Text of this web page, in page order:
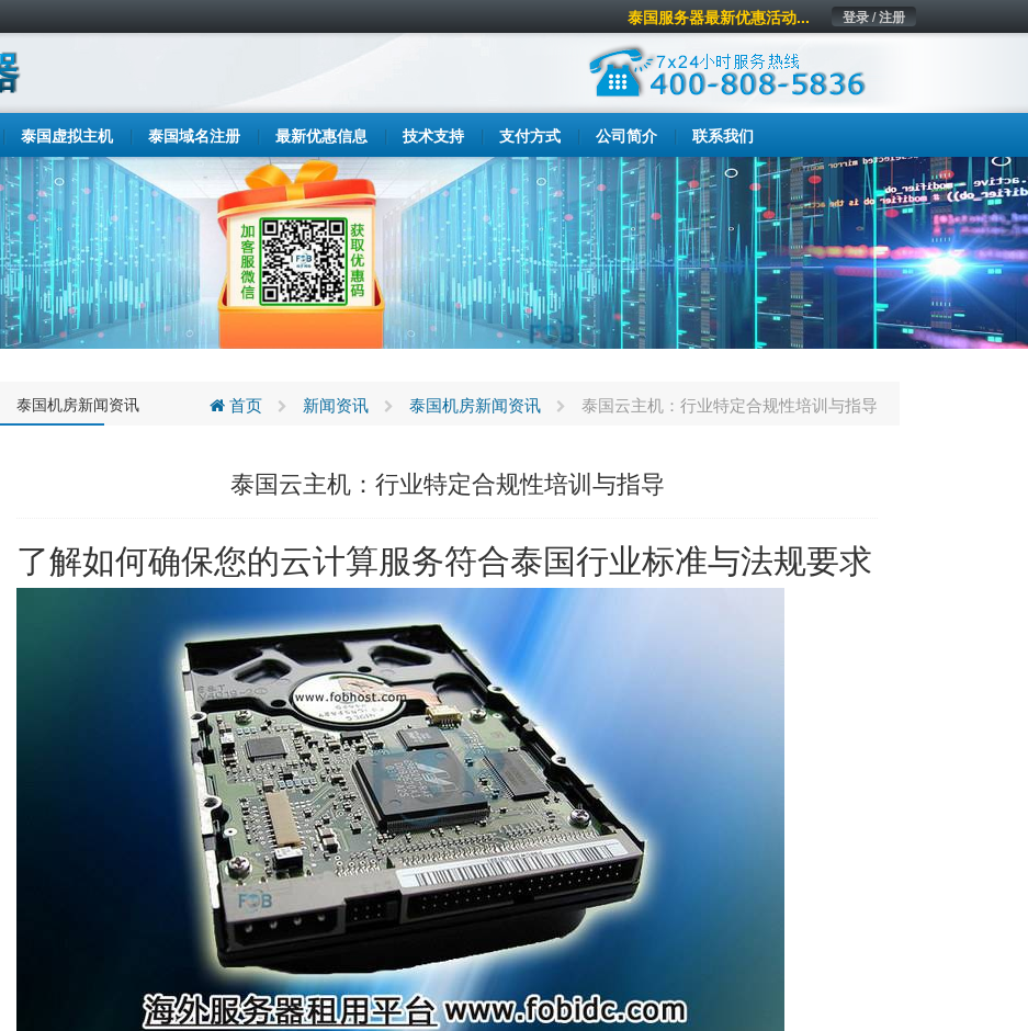
登录 / 注册
泰国服务器最新优惠活动...
泰国虚拟主机 泰国域名注册 最新优惠信息 技术支持 支付方式 公司简介 联系我们
泰国机房新闻资讯 首页 新闻资讯 泰国机房新闻资讯 泰国云主机：行业特定合规性培训与指导
泰国云主机：行业特定合规性培训与指导
了解如何确保您的云计算服务符合泰国行业标准与法规要求